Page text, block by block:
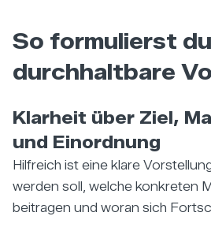
So formulierst
durchhaltbare
Klarheit über Ziel,
und Einordnung
Hilfreich ist eine klare
werden soll, welche konkreten
beitragen und woran sich